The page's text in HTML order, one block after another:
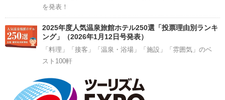
を発表！
2025年度人気温泉旅館ホテル250選「投票理由別ランキ
ング」（2026年1月12日号発表）
「料理」「接客」「温泉・浴場」「施設」「雰囲気」のベ
スト100軒